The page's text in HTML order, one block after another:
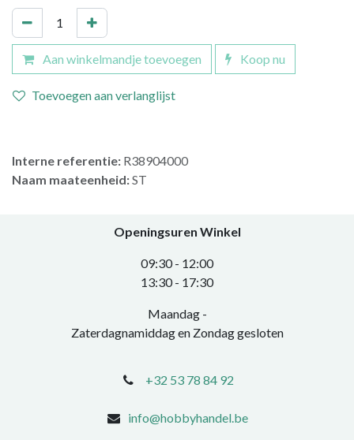
Aan winkelmandje toevoegen Koop nu
Toevoegen aan verlanglijst
Interne referentie: R38904000
Naam maateenheid:ST
Openingsuren Winkel
0​9:30 - 12:00
​13:30 - 17:30​
Maandag -
Zaterdagnamiddag en Zondag gesloten
+32 53 78 84 92
info@hobbyhandel.be